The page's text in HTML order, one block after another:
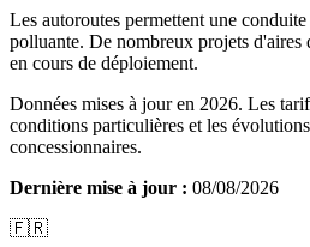
Les autoroutes permettent une
polluante. De nombreux projets d'aires
en cours de déploiement.
Données mises à jour en 2026. Les
conditions particulières et les
concessionnaires.
Dernière mise à jour : 08/08/2026
🇫🇷